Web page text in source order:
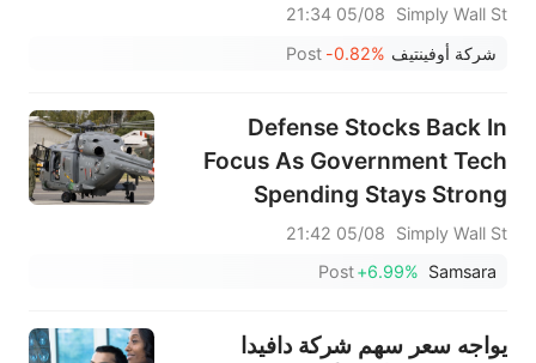
Simply Wall St
05/08 21:34
شركة أوفينتيف -0.82%
Post
Defense Stocks Back In
Focus As Government Tech
Spending Stays Strong
Simply Wall St
05/08 21:42
Samsara
+6.99%
Post
يواجه سعر سهم شركة دافيدا